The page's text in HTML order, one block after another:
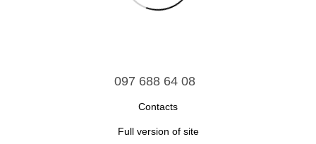
097 688 64 08
Contacts
Full version of site